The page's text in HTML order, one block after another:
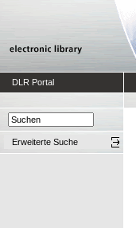
DLR Portal
Erweiterte Suche